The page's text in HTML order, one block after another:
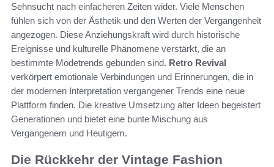
Sehnsucht nach einfacheren Zeiten wider. Viele Menschen
fühlen sich von der Ästhetik und den Werten der Vergangenheit
angezogen. Diese Anziehungskraft wird durch historische
Ereignisse und kulturelle Phänomene verstärkt, die an
bestimmte Modetrends gebunden sind. Retro Revival
verkörpert emotionale Verbindungen und Erinnerungen, die in
der modernen Interpretation vergangener Trends eine neue
Plattform finden. Die kreative Umsetzung alter Ideen begeistert
Generationen und bietet eine bunte Mischung aus
Vergangenem und Heutigem.
Die Rückkehr der Vintage Fashion